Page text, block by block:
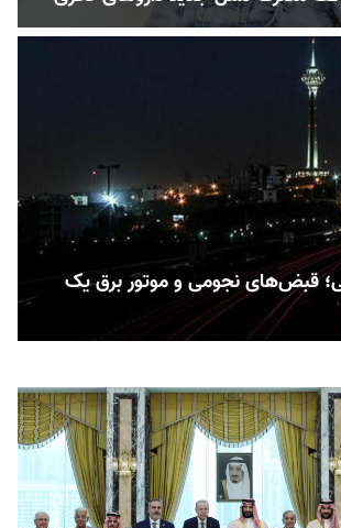
قبض‌های نجومی و موتور برق یک